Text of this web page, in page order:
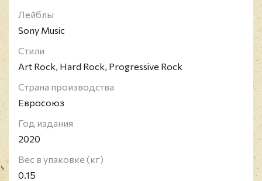
Лейблы
Sony Music
Стили
Art Rock, Hard Rock, Progressive Rock
Страна производства
Евросоюз
Год издания
2020
Вес в упаковке (кг)
0.15